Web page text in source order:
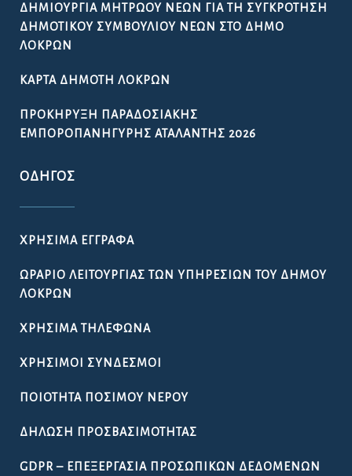
ΔΗΜΙΟΥΡΓΊΑ ΜΗΤΡΏΟΥ ΝΈΩΝ ΓΙΑ ΤΗ ΣΥΓΚΡΌΤΗΣΗ
ΔΗΜΟΤΙΚΟΎ ΣΥΜΒΟΥΛΊΟΥ ΝΈΩΝ ΣΤΟ ΔΉΜΟ
ΛΟΚΡΏΝ
ΚΆΡΤΑ ΔΗΜΌΤΗ ΛΟΚΡΏΝ
ΠΡΟΚΉΡΥΞΗ ΠΑΡΑΔΟΣΙΑΚΉΣ
ΕΜΠΟΡΟΠΑΝΉΓΥΡΗΣ ΑΤΑΛΆΝΤΗΣ 2026
ΟΔΗΓΌΣ
ΧΡΉΣΙΜΑ ΈΓΓΡΑΦΑ
ΩΡΆΡΙΟ ΛΕΙΤΟΥΡΓΊΑΣ ΤΩΝ ΥΠΗΡΕΣΙΏΝ ΤΟΥ ΔΉΜΟΥ
ΛΟΚΡΏΝ
ΧΡΉΣΙΜΑ ΤΗΛΈΦΩΝΑ
ΧΡΉΣΙΜΟΙ ΣΎΝΔΕΣΜΟΙ
ΠΟΙΌΤΗΤΑ ΠΌΣΙΜΟΥ ΝΕΡΟΎ
ΔΉΛΩΣΗ ΠΡΟΣΒΑΣΙΜΌΤΗΤΑΣ
GDPR – ΕΠΕΞΕΡΓΑΣΙΑ ΠΡΟΣΩΠΙΚΩΝ ΔΕΔΟΜΕΝΩΝ